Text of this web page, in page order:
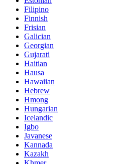
Filipino
Finnish
Frisian
Galician
Georgian
Gujarati
Haitian
Hausa
Hawaiian
Hebrew
Hmong
Hungarian
Icelandic
Igbo
Javanese
Kannada
Kazakh